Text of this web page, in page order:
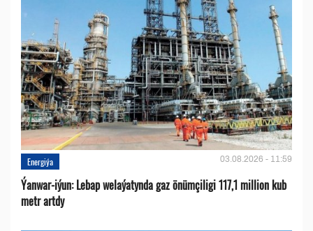
Energiýa 03.08.2026 - 11:59
Ýanwar-iýun: Lebap welaýatynda gaz önümçiligi 117,1 million kub
metr artdy